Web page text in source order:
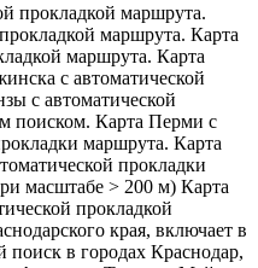
прокладкой маршрута.
маршрута. Карта
маршрута. Карта
с автоматической
с автоматической
поиском. Карта Перми с
маршрута. Карта
прокладки
масштабе > 200 м) Карта
прокладкой
края, включает в
поиск в городах Краснодар,